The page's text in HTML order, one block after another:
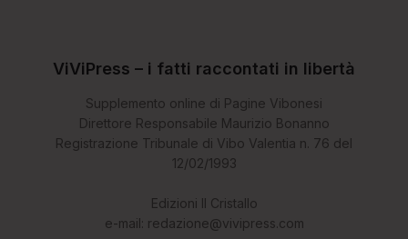
ViViPress – i fatti raccontati in libertà
Supplemento online di Pagine Vibonesi
Direttore Responsabile Maurizio Bonanno
Registrazione Tribunale di Vibo Valentia n. 76 del
12/02/1993
Edizioni Il Cristallo
e-mail: redazione@vivipress.com